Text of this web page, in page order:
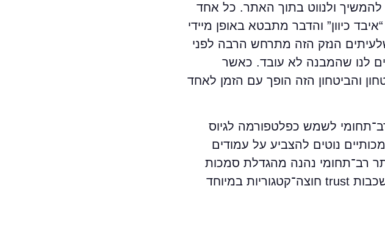
להמשיך ולנווט בתוך האתר. כל אחד
כיוון” והדבר מתבטא באופן מיידי
הנזק הזה מתרחש הרבה לפני
לנו שהמבנה לא עובד. כאשר
והביטחון הזה הופך עם הזמן לאחד
לשמש כפלטפורמה לגיוס
נוטים להצביע על עמודים
רב־תחומי נהנה מהגדלת סמכות
רחבה. זהו מצב שבו ריבוי הנושאים אינו מכביד אלא יוצר הזדמנות להגדיל שכבות trust חוצה־קטגוריות במיוחד